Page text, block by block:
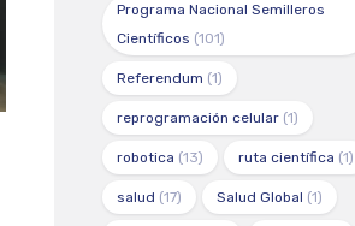
Programa Nacional Semilleros
Científicos (101)
Referendum (1)
reprogramación celular (1)
robotica (13) ruta científica (1)
salud (17) Salud Global (1)